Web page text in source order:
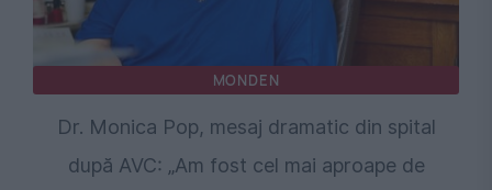
MONDEN
Dr. Monica Pop, mesaj dramatic din spital
după AVC: „Am fost cel mai aproape de